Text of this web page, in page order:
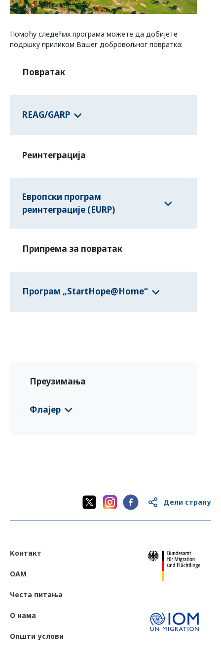
Програми савезних држава
Помоћу следећих програма можете да добијете
подршку приликом Вашег добровољног повратка:
Повратак
REAG/GARP
Реинтеграција
Европски програм
реинтеграције (EURP)
Припрема за повратак
Програм „StartHope@Home“
Преузимања
Флајер
Дели страну
Контакт
OAM
Честа питања
О нама
Општи услови